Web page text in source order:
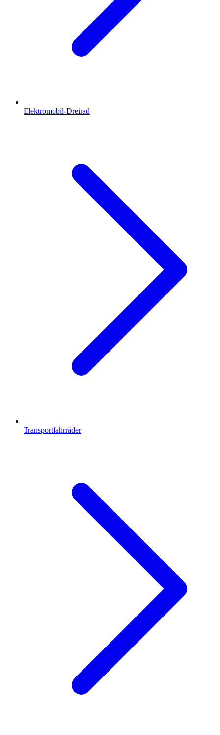
Elektromobil-Dreirad
Transportfahrräder